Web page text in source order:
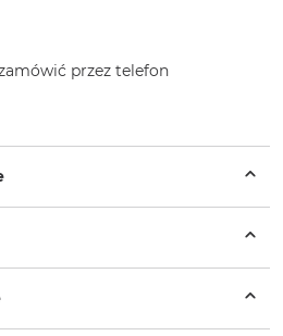
przez telefon